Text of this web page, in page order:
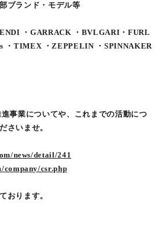
ブランド・モデル等
・GARRACK ・BVLGARI・FURL
・TIMEX ・ZEPPELIN ・SPINNAKER
事業についてや、これまでの活動につ
さいませ。
news/detail/241
company/csr.php
おります。